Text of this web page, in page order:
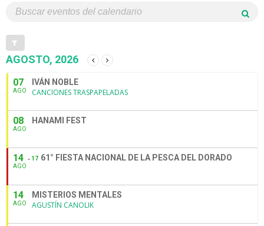
AGOSTO, 2026
07
AGO
IVÁN NOBLE
CANCIONES TRASPAPELADAS
08
AGO
HANAMI FEST
14
AGO
17 61° FIESTA NACIONAL DE LA PESCA DEL DORADO
14
AGO
MISTERIOS MENTALES
AGUSTÍN CANOLIK